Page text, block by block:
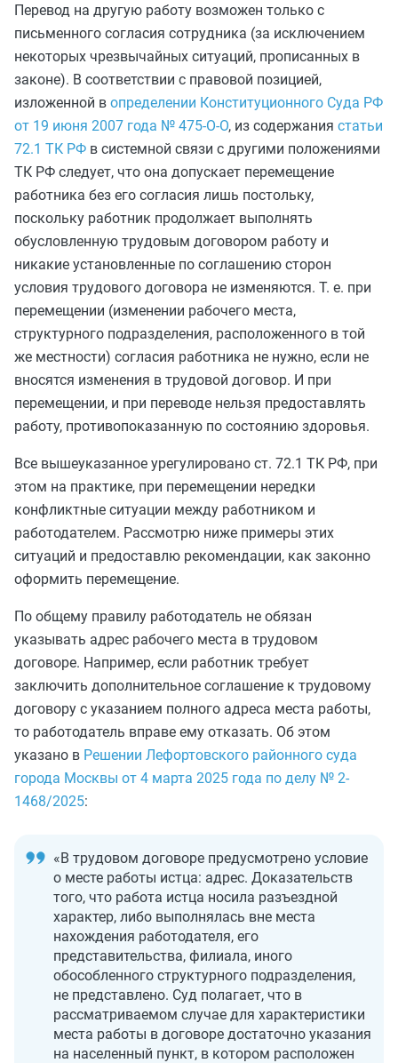
Перевод на другую работу возможен только с
письменного согласия сотрудника (за исключением
некоторых чрезвычайных ситуаций, прописанных в
законе). В соответствии с правовой позицией,
изложенной в определении Конституционного Суда РФ
от 19 июня 2007 года № 475-О-О, из содержания статьи
72.1 ТК РФ в системной связи с другими положениями
ТК РФ следует, что она допускает перемещение
работника без его согласия лишь постольку,
поскольку работник продолжает выполнять
обусловленную трудовым договором работу и
никакие установленные по соглашению сторон
условия трудового договора не изменяются. Т. е. при
перемещении (изменении рабочего места,
структурного подразделения, расположенного в той
же местности) согласия работника не нужно, если не
вносятся изменения в трудовой договор. И при
перемещении, и при переводе нельзя предоставлять
работу, противопоказанную по состоянию здоровья.
Все вышеуказанное урегулировано ст. 72.1 ТК РФ, при
этом на практике, при перемещении нередки
конфликтные ситуации между работником и
работодателем. Рассмотрю ниже примеры этих
ситуаций и предоставлю рекомендации, как законно
оформить перемещение.
По общему правилу работодатель не обязан
указывать адрес рабочего места в трудовом
договоре. Например, если работник требует
заключить дополнительное соглашение к трудовому
договору с указанием полного адреса места работы,
то работодатель вправе ему отказать. Об этом
указано в Решении Лефортовского районного суда
города Москвы от 4 марта 2025 года по делу № 2-
1468/2025:
«В трудовом договоре предусмотрено условие
о месте работы истца: адрес. Доказательств
того, что работа истца носила разъездной
характер, либо выполнялась вне места
нахождения работодателя, его
представительства, филиала, иного
обособленного структурного подразделения,
не представлено. Суд полагает, что в
рассматриваемом случае для характеристики
места работы в договоре достаточно указания
на населенный пункт, в котором расположен